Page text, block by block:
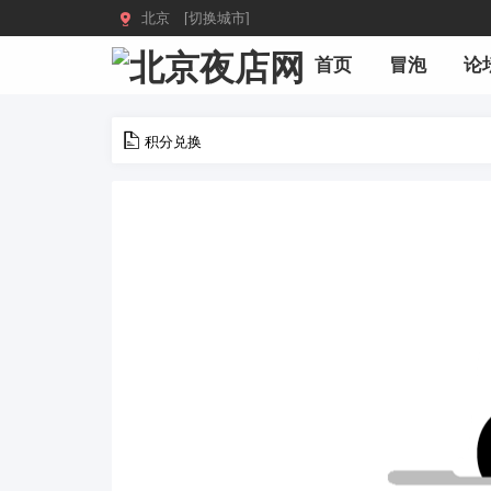
 北京 [切换城市]
首页 冒泡 论
积分兑换